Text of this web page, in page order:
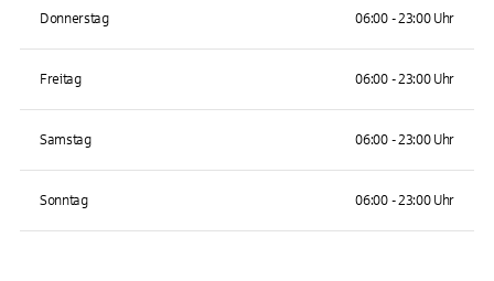
Donnerstag 06:00 - 23:00 Uhr
Freitag 06:00 - 23:00 Uhr
Samstag 06:00 - 23:00 Uhr
Sonntag 06:00 - 23:00 Uhr